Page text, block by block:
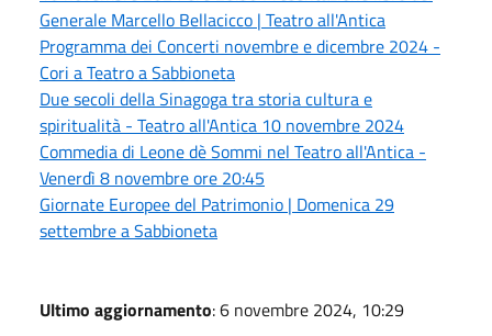
Generale Marcello Bellacicco | Teatro all'Antica
Programma dei Concerti novembre e dicembre 2024 -
Cori a Teatro a Sabbioneta
Due secoli della Sinagoga tra storia cultura e
spiritualità - Teatro all'Antica 10 novembre 2024
Commedia di Leone dè Sommi nel Teatro all'Antica -
Venerdì 8 novembre ore 20:45
Giornate Europee del Patrimonio | Domenica 29
settembre a Sabbioneta
Ultimo aggiornamento: 6 novembre 2024, 10:29